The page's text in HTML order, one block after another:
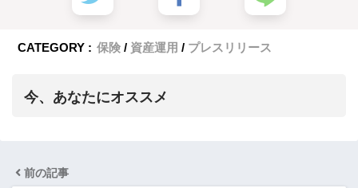
CATEGORY : 保険 資産運用 プレスリリース
今、あなたにオススメ
前の記事